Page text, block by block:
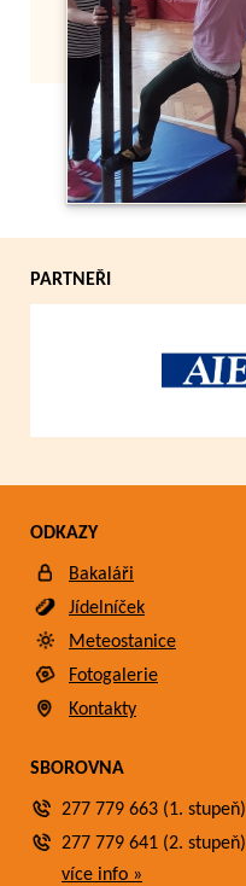
PARTNEŘI
ODKAZY
Bakaláři
Jídelníček
Meteostanice
Fotogalerie
Kontakty
SBOROVNA
277 779 663 (1. stupeň)
277 779 641 (2. stupeň)
více info »